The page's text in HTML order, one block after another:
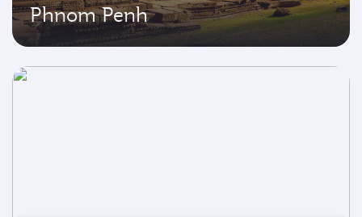
Phnom Penh